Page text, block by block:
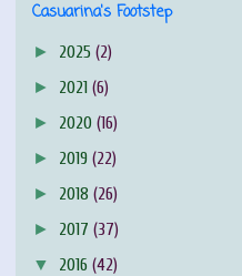
Casuarina's Footstep
► 2025 (2)
► 2021 (6)
► 2020 (16)
► 2019 (22)
► 2018 (26)
► 2017 (37)
▼ 2016 (42)